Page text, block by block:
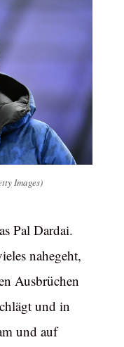
Images)
Pal Dardai.
nahegeht,
Ausbrüchen
und in
und auf